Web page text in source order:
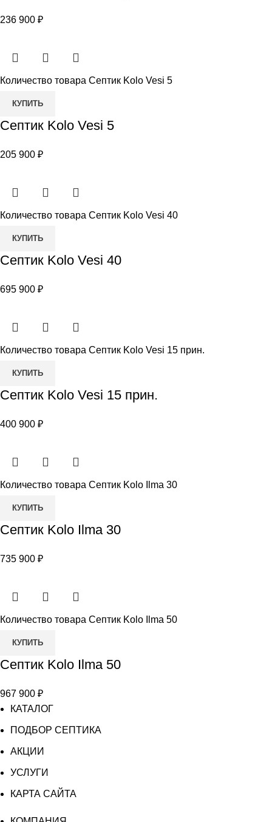
236 900 ₽
Количество товара Септик Kolo Vesi 5
КУПИТЬ
Септик Kolo Vesi 5
205 900 ₽
Количество товара Септик Kolo Vesi 40
КУПИТЬ
Септик Kolo Vesi 40
695 900 ₽
Количество товара Септик Kolo Vesi 15 прин.
КУПИТЬ
Септик Kolo Vesi 15 прин.
400 900 ₽
Количество товара Септик Kolo Ilma 30
КУПИТЬ
Септик Kolo Ilma 30
735 900 ₽
Количество товара Септик Kolo Ilma 50
КУПИТЬ
Септик Kolo Ilma 50
967 900 ₽
КАТАЛОГ
ПОДБОР СЕПТИКА
АКЦИИ
УСЛУГИ
КАРТА САЙТА